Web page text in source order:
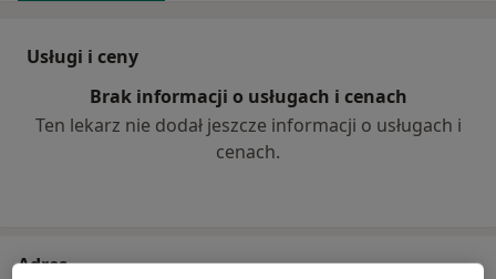
Usługi i ceny
Brak informacji o usługach i cenach
Ten lekarz nie dodał jeszcze informacji o usługach i
cenach.
Adres